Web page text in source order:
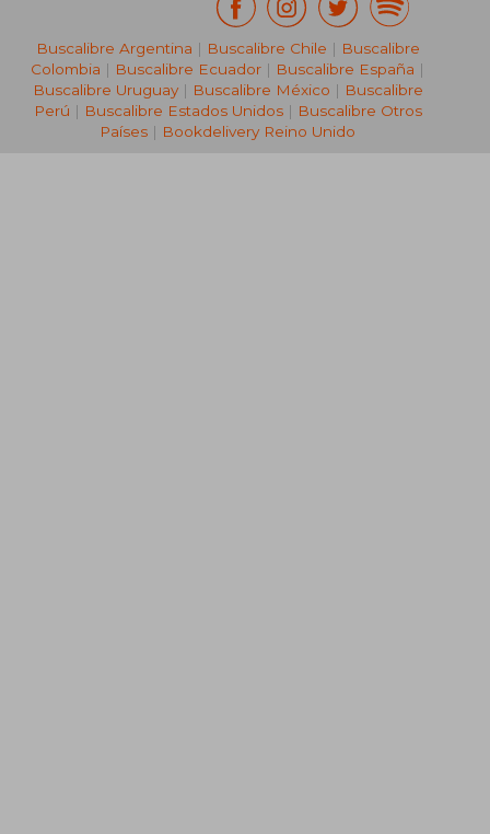
Buscalibre Argentina | Buscalibre Chile | Buscalibre
Colombia | Buscalibre Ecuador | Buscalibre España |
Buscalibre Uruguay| Buscalibre México | Buscalibre
Perú | Buscalibre Estados Unidos| Buscalibre Otros
Países | Bookdelivery Reino Unido